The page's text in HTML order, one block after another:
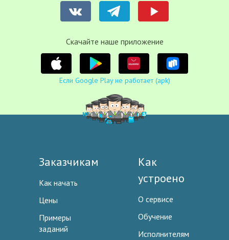
Cкачайте наше приложение
Если Google Play не работает (apk)
Заказчикам
Как начать
Цены
Примеры
заданий
Как
устроено
О сервисе
Обучение
Исполнителям